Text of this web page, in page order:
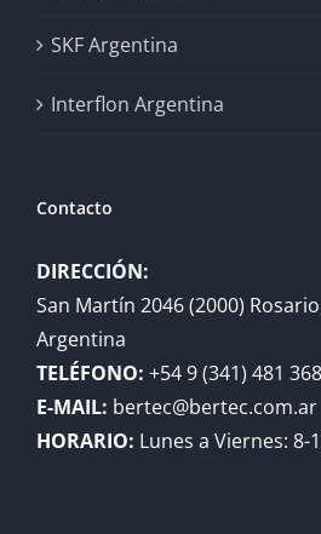
SKF Argentina
Interflon Argentina
Contacto
DIRECCIÓN:
San Martín 2046 (2000)
Argentina
TELÉFONO: +54 9 (341) 481
E-MAIL: bertec@bertec.com.ar
HORARIO: Lunes a Viernes: 8-